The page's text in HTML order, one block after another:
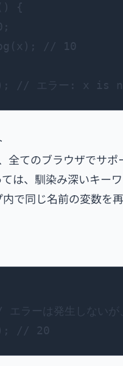
{
// 10
全てのブラウザでサ
は、馴染み深いキー
で同じ名前の変数を
は発生しないが、